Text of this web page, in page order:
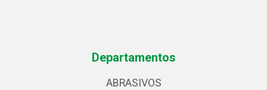
Departamentos
ABRASIVOS